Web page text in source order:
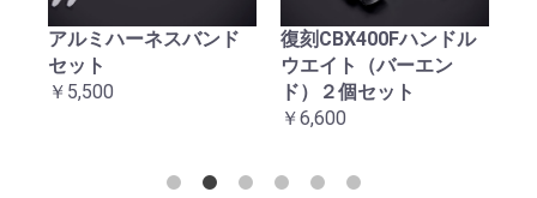
アルミハーネスバンド
セット
￥5,500
復刻CBX400Fハンドル
ウエイト（バーエン
ド）２個セット
￥6,600